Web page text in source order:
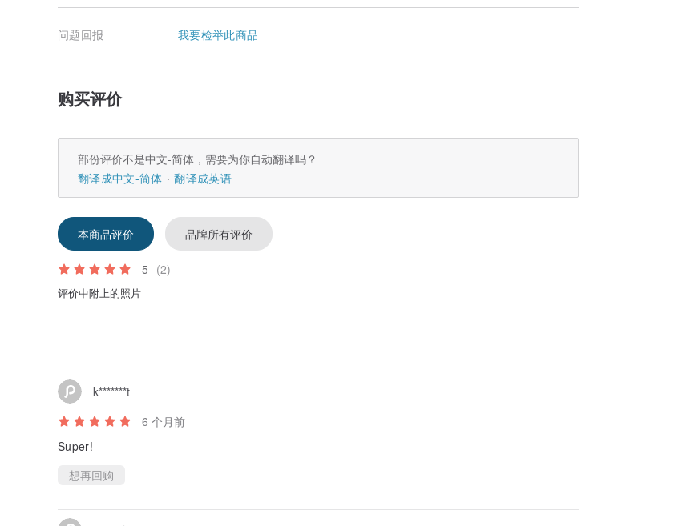
问题回报 我要检举此商品
购买评价
部份评价不是中文-简体，需要为你自动翻译吗？
翻译成中文-简体
翻译成英语
本商品评价 品牌所有评价
5 (2)
评价中附上的照片
k*******t
6 个月前
Super!
想再回购